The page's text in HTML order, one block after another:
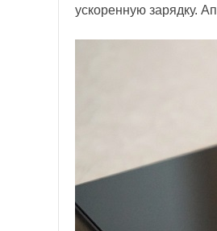
ускоренную зарядку.